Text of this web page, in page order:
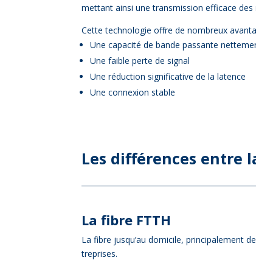
met­tant ain­si une trans­mis­sion ef­fi­cace
Cette tech­no­lo­gie offre de nom­breux
Une ca­pa­ci­té de bande pas­sante
Une faible perte de si­gnal
Une ré­duc­tion si­gni­fi­ca­tive de la la­tence
Une connexion stable
Les dif­fé­rences entre
La fibre FTTH
La fibre jusqu’au do­mi­cile, prin­ci­pa­le­ment
tre­prises.